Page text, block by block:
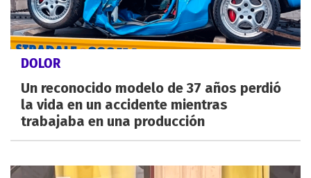
DOLOR
Un reconocido modelo de 37 años perdió
la vida en un accidente mientras
trabajaba en una producción